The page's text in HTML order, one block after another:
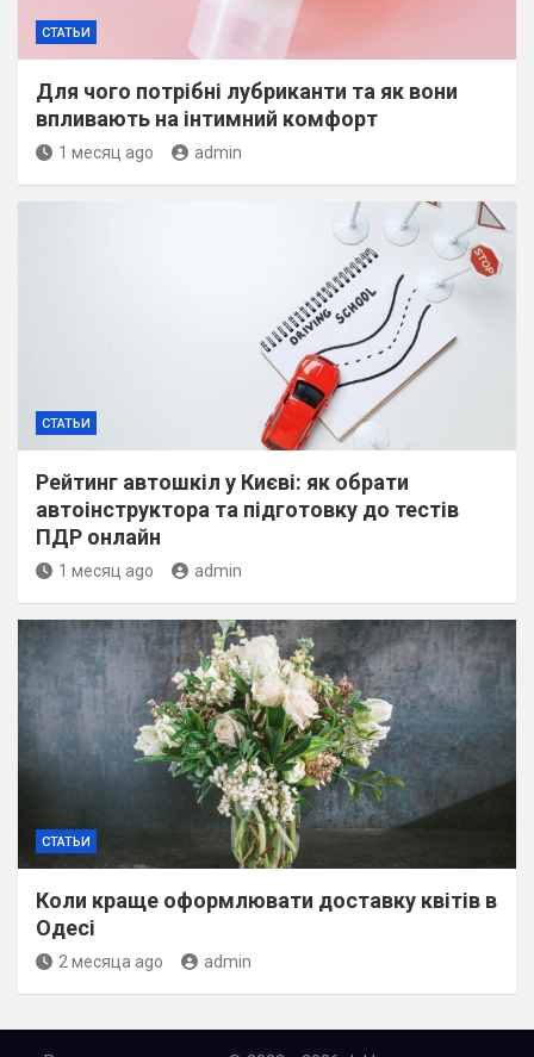
СТАТЬИ
Для чого потрібні лубриканти та як вони
впливають на інтимний комфорт
1 месяц ago admin
СТАТЬИ
Рейтинг автошкіл у Києві: як обрати
автоінструктора та підготовку до тестів
ПДР онлайн
1 месяц ago admin
СТАТЬИ
Коли краще оформлювати доставку квітів в
Одесі
2 месяца ago admin